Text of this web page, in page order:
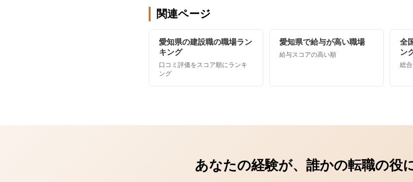
関連ページ
愛知県の建設職の職場ラン
キング
口コミ評価をスコア順にランキ
ング
愛知県で給与が高い職場
給与スコアの高い順
全
ン
総
あなたの経験が、誰かの転職の役